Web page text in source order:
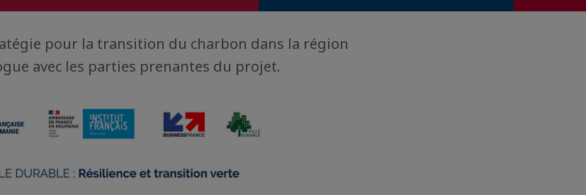
pour la transition du charbon dans la région
avec les parties prenantes du projet.